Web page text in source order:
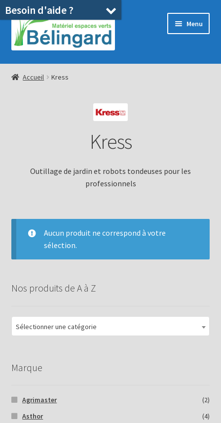
Aller
la
Aller
au
contenu
Menu
Accueil
Occasions
Accueil Kress
Kress
Outillage de jardin et robots tondeuses pour les
professionnels
Aucun produit ne correspond à votre
sélection.
Nos produits de A à Z
Sélectionner une catégorie
Marque
Agrimaster
(2)
Asthor
(4)
Besoin d'aide ?